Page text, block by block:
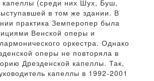
капеллы (среди них Шух, Буш,
в том же здании. В
практика Земперопер была
Венской оперы и
оркестра. Однако
оперы не повторяла в
Дрезденской капеллы. Так,
капеллы в 1992-2001